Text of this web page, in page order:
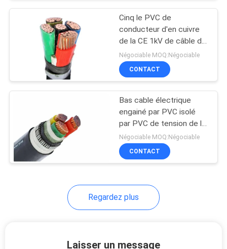
câbles de
commande
76
d'instrumentation
Cinq le PVC de
conducteur d'en cuivre
de la CE 1kV de câble du
CU de
noyaux/PVC/STA/PVC a
isolé des câbles
Négociable MOQ:Négociable
CONTACT
Bas cable électrique
engainé par PVC isolé
par PVC de tension de la
SWA 0.6/1kV KEMA
certifié
Négociable MOQ:Négociable
CONTACT
Regardez plus
Laisser un message